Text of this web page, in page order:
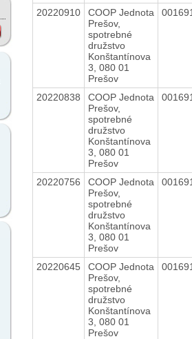
20220910
COOP Jednota
Prešov,
spotrebné
družstvo
Konštantínova
3, 080 01
Prešov
20220838
COOP Jednota
Prešov,
spotrebné
družstvo
Konštantínova
3, 080 01
Prešov
20220756
COOP Jednota
Prešov,
spotrebné
družstvo
Konštantínova
3, 080 01
Prešov
20220645
COOP Jednota
Prešov,
spotrebné
družstvo
Konštantínova
3, 080 01
Prešov